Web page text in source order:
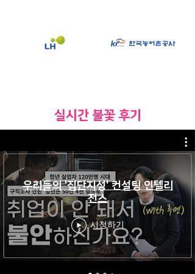
​실시간 불꽃 후기
우리들의 '집단지성' 컨설팅 인텔리
전스
시청하기